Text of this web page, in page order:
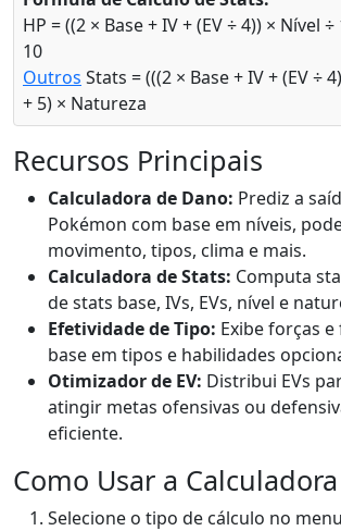
HP = ((2 × Base + IV + (EV ÷ 4)) × Nível
10
Outros Stats = (((2 × Base + IV + (EV ÷
+ 5) × Natureza
Recursos Principais
Calculadora de Dano: Prediz a
Pokémon com base em níveis,
movimento, tipos, clima e mais.
Calculadora de Stats: Computa
de stats base, IVs, EVs, nível e
Efetividade de Tipo: Exibe forças
base em tipos e habilidades
Otimizador de EV: Distribui EVs
atingir metas ofensivas ou
eficiente.
Como Usar a Calculadora
Selecione o tipo de cálculo no